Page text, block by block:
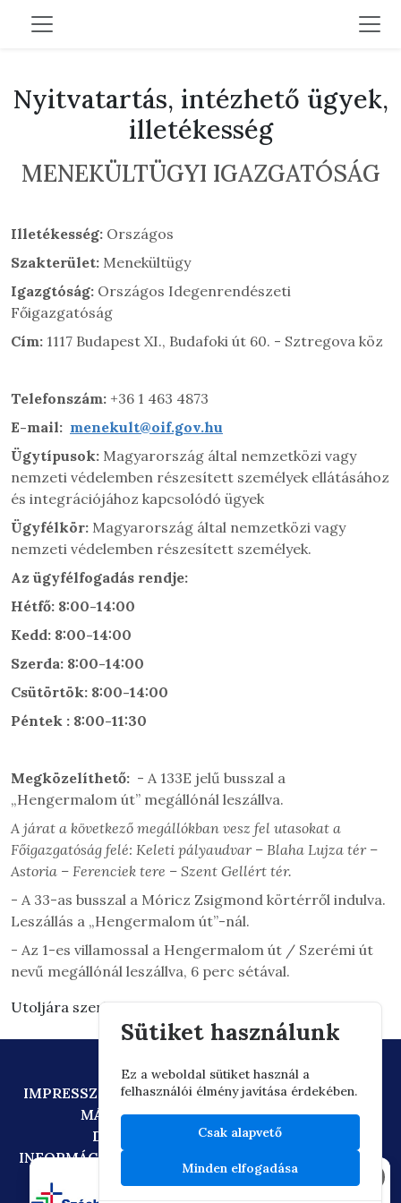
Nyitvatartás, intézhető ügyek,
illetékesség
MENEKÜLTÜGYI IGAZGATÓSÁG
Illetékesség: Országos
Szakterület: Menekültügy
Igazgtóság: Országos Idegenrendészeti
Főigazgatóság
Cím: 1117 Budapest XI., Budafoki út 60. - Sztregova köz
Telefonszám: +36 1 463 4873
E-mail: menekult@oif.gov.hu
Ügytípusok: Magyarország által nemzetközi vagy
nemzeti védelemben részesített személyek ellátásához
és integrációjához kapcsolódó ügyek
Ügyfélkör: Magyarország által nemzetközi vagy
nemzeti védelemben részesített személyek.
Az ügyfélfogadás rendje:
Hétfő: 8:00-14:00
Kedd: 8:00-14:00
Szerda: 8:00-14:00
Csütörtök: 8:00-14:00
Péntek : 8:00-11:30
Megközelíthető: - A 133E jelű busszal a
„Hengermalom út” megállónál leszállva.
A járat a következő megállókban vesz fel utasokat a
Főigazgatóság felé: Keleti pályaudvar – Blaha Lujza tér –
Astoria – Ferenciek tere – Szent Gellért tér.
- A 33-as busszal a Móricz Zsigmond körtérről indulva.
Leszállás a „Hengermalom út”-nál.
- Az 1-es villamossal a Hengermalom út / Szerémi út
nevű megállónál leszállva, 6 perc sétával.
Utoljára szerkesztve: 2024.09.30. 11:36
IMPRESSZUMADATVÉDELEMTECHNIKAI AJÁNLÁS
MÁSOLATKÉSZÍTÉSI SZABÁLYZAT
DIGITÁLIS ÁLLAMPOLGÁRSÁG
INFORMÁCIÓÁTADÁSI SZABÁLYZAT
OIF/FACEBOOK
Sütiket használunk
Ez a weboldal sütiket használ a
felhasználói élmény javítása érdekében.
Csak alapvető
Minden elfogadása